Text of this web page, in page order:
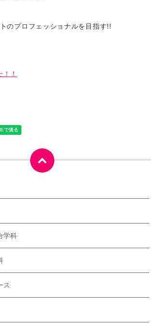
のプロフェッショナルを目指す!!
！
学科
ス